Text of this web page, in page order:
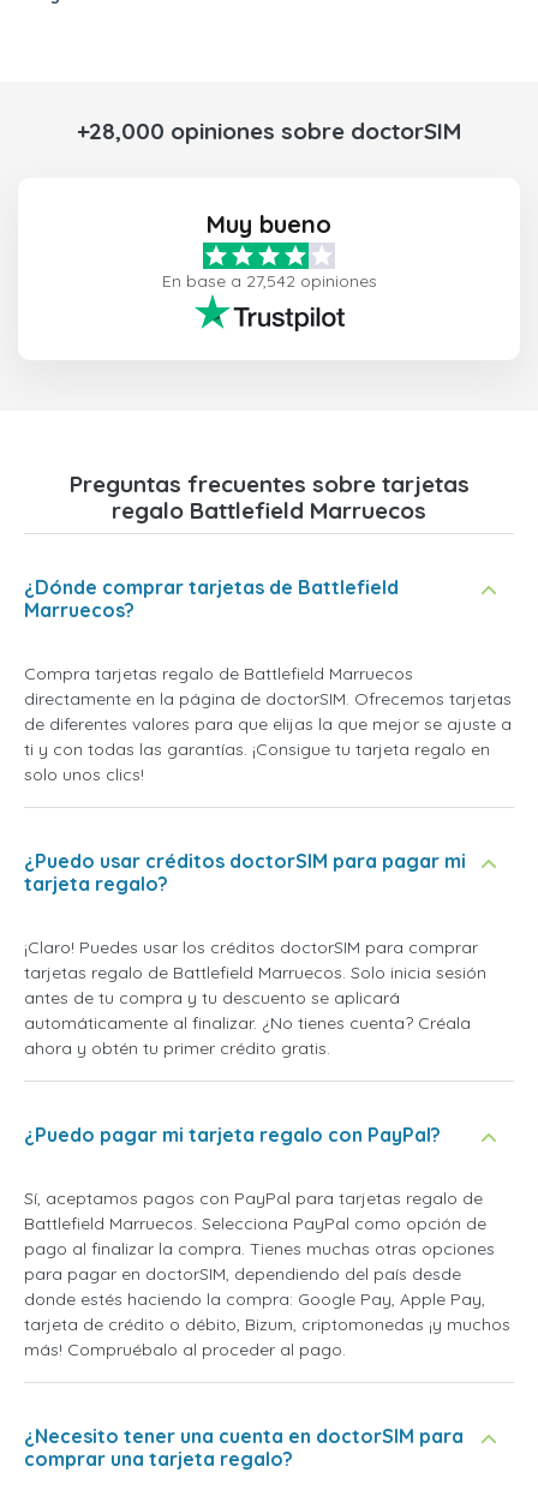
+28,000 opiniones sobre doctorSIM
Muy bueno
En base a 27,542 opiniones
Preguntas frecuentes sobre tarjetas
regalo Battlefield Marruecos
¿Dónde comprar tarjetas de Battlefield
Marruecos?
Compra tarjetas regalo de Battlefield Marruecos
directamente en la página de doctorSIM. Ofrecemos tarjetas
de diferentes valores para que elijas la que mejor se ajuste a
ti y con todas las garantías. ¡Consigue tu tarjeta regalo en
solo unos clics!
¿Puedo usar créditos doctorSIM para pagar mi
tarjeta regalo?
¡Claro! Puedes usar los créditos doctorSIM para comprar
tarjetas regalo de Battlefield Marruecos. Solo inicia sesión
antes de tu compra y tu descuento se aplicará
automáticamente al finalizar. ¿No tienes cuenta? Créala
ahora y obtén tu primer crédito gratis.
¿Puedo pagar mi tarjeta regalo con PayPal?
Sí, aceptamos pagos con PayPal para tarjetas regalo de
Battlefield Marruecos. Selecciona PayPal como opción de
pago al finalizar la compra. Tienes muchas otras opciones
para pagar en doctorSIM, dependiendo del país desde
donde estés haciendo la compra: Google Pay, Apple Pay,
tarjeta de crédito o débito, Bizum, criptomonedas ¡y muchos
más! Compruébalo al proceder al pago.
¿Necesito tener una cuenta en doctorSIM para
comprar una tarjeta regalo?